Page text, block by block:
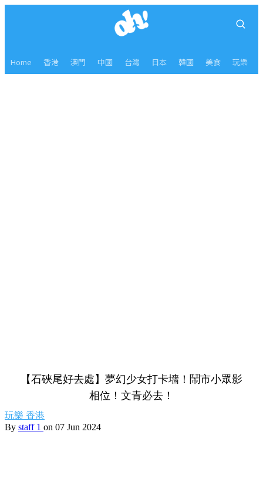
Home 香港 澳門 中國 台灣 日本 韓國 美食 玩樂
【石硤尾好去處】夢幻少女打卡墻！鬧市小眾影
相位！文青必去！
玩樂 香港
By staff 1 on 07 Jun 2024